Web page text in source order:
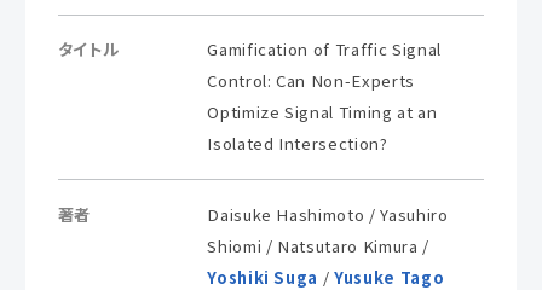
タイトル
Gamification of Traffic Signal
Control: Can Non-Experts
Optimize Signal Timing at an
Isolated Intersection?
著者
Daisuke Hashimoto / Yasuhiro
Shiomi / Natsutaro Kimura /
Yoshiki Suga /Yusuke Tago